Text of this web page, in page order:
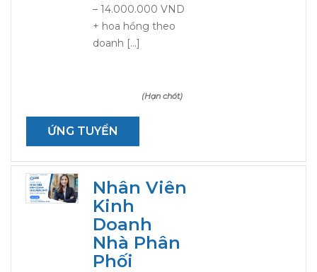
– 14.000.000 VND
+ hoa hồng theo
doanh […]
(Hạn chót)
ỨNG TUYỂN
Nhân Viên
Kinh
Doanh
Nhà Phân
Phối